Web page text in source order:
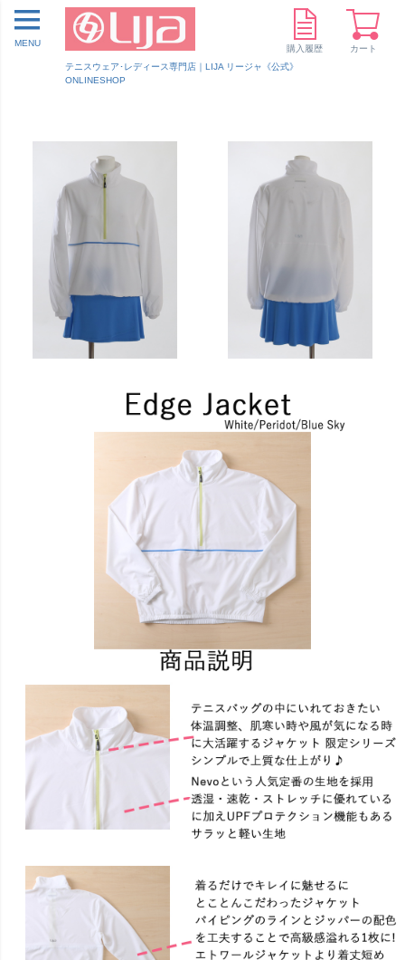
テニスウェア･レディース専門店｜LIJA リージャ《公式》
ONLINESHOP
MENU
購入履歴 カート